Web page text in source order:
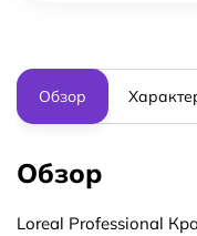
Обзор
Обзор
Loreal Professional